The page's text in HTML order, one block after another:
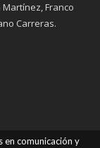
Franco
Carreras.
en comunicación y